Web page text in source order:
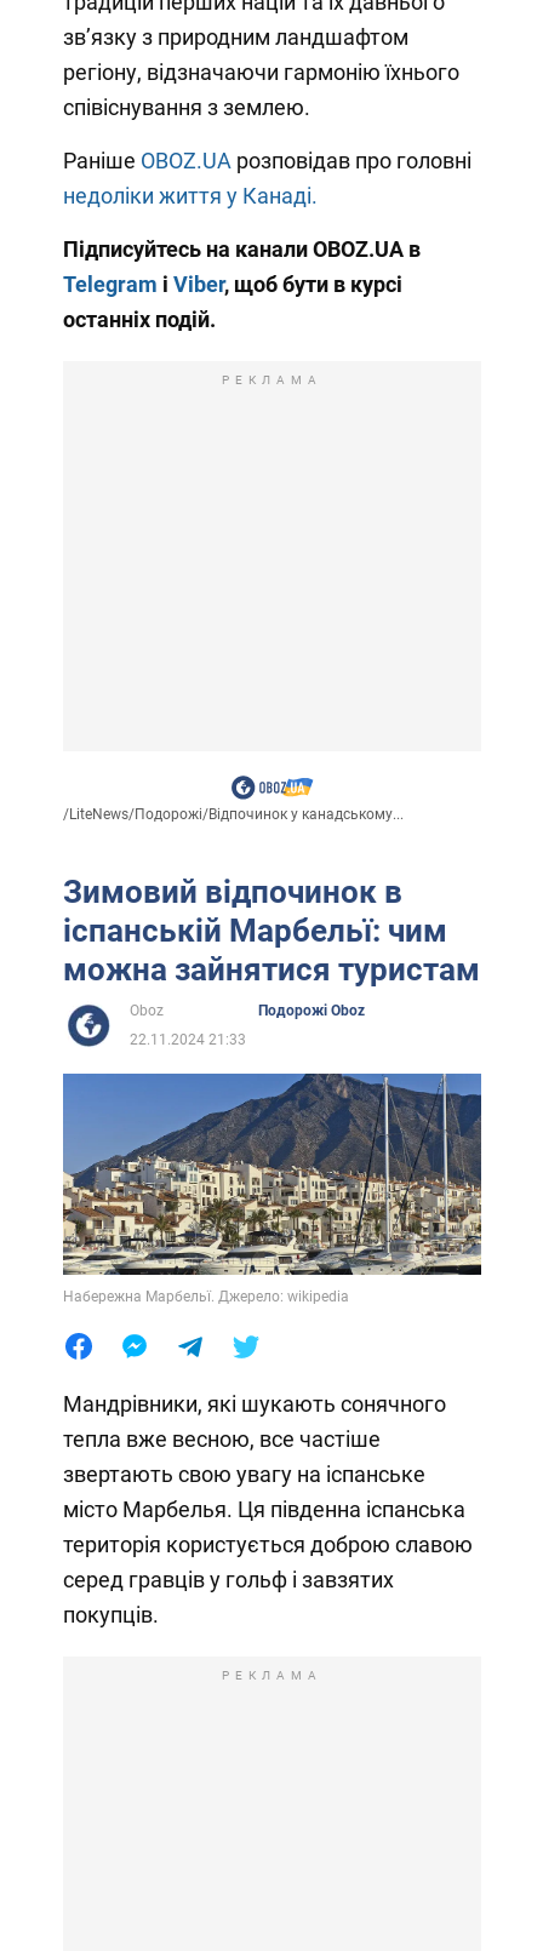
зв’язку з природним ландшафтом
регіону, відзначаючи гармонію їхнього
співіснування з землею.
Раніше OBOZ.UA розповідав про головні
недоліки життя у Канаді.
Підписуйтесь на канали OBOZ.UA в
Telegram і Viber, щоб бути в курсі
останніх подій.
РЕКЛАМА
/LiteNews/Подорожі/Відпочинок у канадському...
Зимовий відпочинок в
іспанській Марбельї: чим
можна зайнятися туристам
Oboz
Подорожі Oboz
22.11.2024 21:33
Набережна Марбельї. Джерело: wikipedia
Мандрівники, які шукають сонячного
тепла вже весною, все частіше
звертають свою увагу на іспанське
місто Марбелья. Ця південна іспанська
територія користується доброю славою
серед гравців у гольф і завзятих
покупців.
РЕКЛАМА